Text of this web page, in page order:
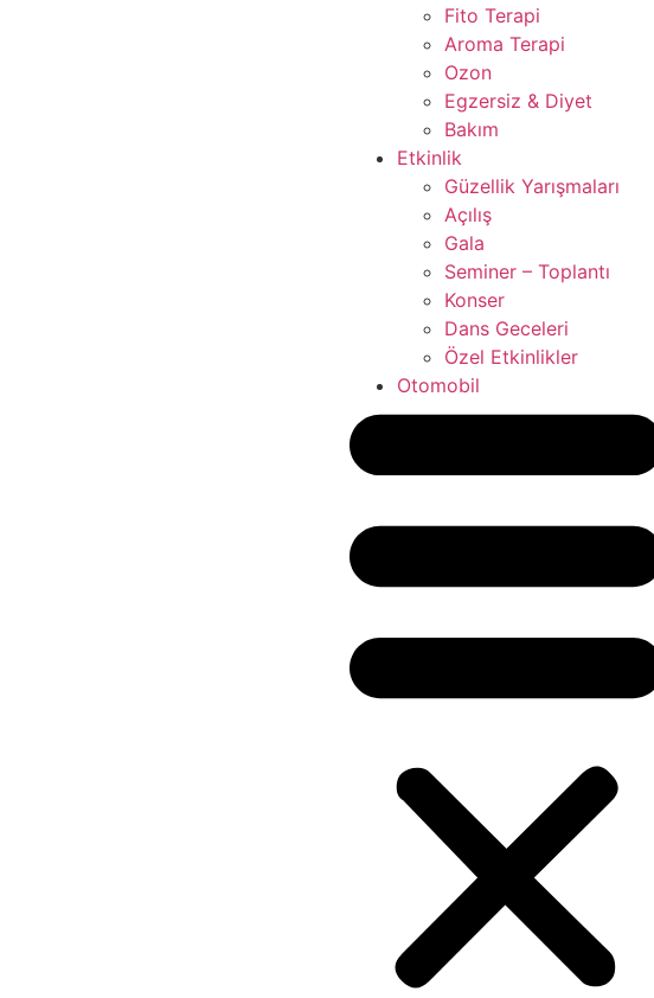
Fito Terapi
Aroma Terapi
Ozon
Egzersiz & Diyet
Bakım
Etkinlik
Güzellik Yarışmaları
Açılış
Gala
Seminer – Toplantı
Konser
Dans Geceleri
Özel Etkinlikler
Otomobil